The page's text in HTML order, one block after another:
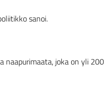
sanoi.
naapurimaata, joka on yli 200